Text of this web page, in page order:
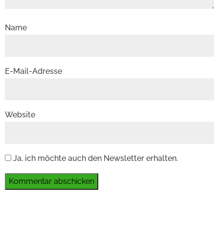
Name
E-Mail-Adresse
Website
Ja, ich möchte auch den Newsletter erhalten.
Kommentar abschicken